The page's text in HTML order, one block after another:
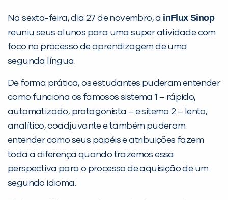
Na sexta-feira, dia 27 de novembro, a inFlux Sinop
reuniu seus alunos para uma super atividade com
foco no processo de aprendizagem de uma
segunda língua.
De forma prática, os estudantes puderam entender
como funciona os famosos sistema 1 – rápido,
automatizado, protagonista – e sitema 2 – lento,
analítico, coadjuvante e também puderam
entender como seus papéis e atribuições fazem
toda a diferença quando trazemos essa
perspectiva para o processo de aquisição de um
segundo idioma.
Não encontramos nenhuma unidade
inFlux nesta cidade ou bairro que